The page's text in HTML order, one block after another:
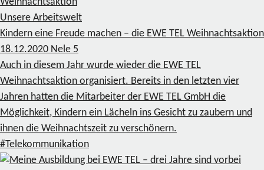
Unsere Arbeitswelt
Kindern eine Freude machen – die EWE TEL Weihnachtsaktion
18.12.2020 Nele 5
Auch in diesem Jahr wurde wieder die EWE TEL
Weihnachtsaktion organisiert. Bereits in den letzten vier
Jahren hatten die Mitarbeiter der EWE TEL GmbH die
Möglichkeit, Kindern ein Lächeln ins Gesicht zu zaubern und
ihnen die Weihnachtszeit zu verschönern.
#Telekommunikation